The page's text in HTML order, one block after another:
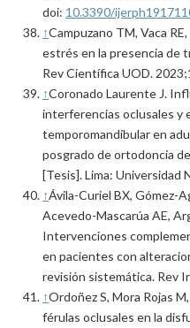
doi: 10.3390/
↑Campuzano TM, Vaca
estrés en la presencia de
Rev Científica UOD.
↑Coronado Laurente J.
interferencias oclusales y
temporomandibular en
posgrado de ortodoncia
[Tesis]. Lima: Universidad
↑Ávila-Curiel BX, Gómez-
Acevedo-Mascarúa AE,
Intervenciones
en pacientes con
revisión sistemática. Rev
↑Ordoñez S, Mora Rojas
férulas oclusales en la